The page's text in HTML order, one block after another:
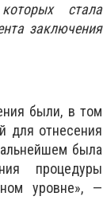
стала
заключения
были, в том
для отнесения
была
процедуры
уровне», —